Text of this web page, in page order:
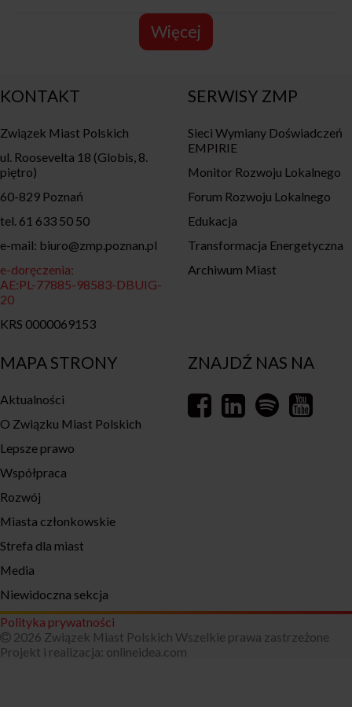
Więcej
MAPA STRONY
Aktualności
O Związku Miast Polskich
Lepsze prawo
Współpraca
Rozwój
Miasta członkowskie
Strefa dla miast
Media
Niewidoczna sekcja
KONTAKT
Związek Miast Polskich
ul. Roosevelta 18 (Globis, 8.
piętro)
60-829 Poznań
tel. 61 633 50 50
e-mail: biuro@zmp.poznan.pl
e-doręczenia:
AE:PL-77885-98583-DBUIG-
20
KRS 0000069153
SERWISY ZMP
Sieci Wymiany Doświadczeń
EMPIRIE
Monitor Rozwoju Lokalnego
Forum Rozwoju Lokalnego
Edukacja
Transformacja Energetyczna
Archiwum Miast
ZNAJDŹ NAS NA
Polityka prywatności
2026 Związek Miast Polskich Wszelkie prawa zastrzeżone
Projekt i realizacja: onlineidea.com